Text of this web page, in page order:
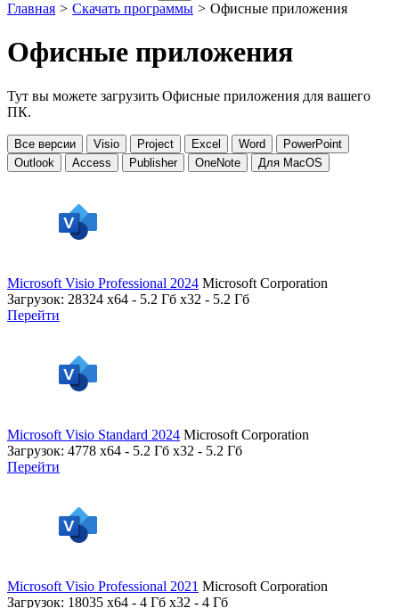
Главная > Скачать программы > Офисные приложения
Офисные приложения
Тут вы можете загрузить Офисные приложения для вашего
ПК.
Все версии Visio Project Excel Word
PowerPoint
Outlook
Access Publisher OneNote Для MacOS
Microsoft Visio Professional 2024 Microsoft Corporation
Загрузок: 28324 x64 - 5.2 Гб x32 - 5.2 Гб
Перейти
Microsoft Visio Standard 2024 Microsoft Corporation
Загрузок: 4778 x64 - 5.2 Гб x32 - 5.2 Гб
Перейти
Microsoft Visio Professional 2021 Microsoft Corporation
Загрузок: 18035 x64 - 4 Гб x32 - 4 Гб